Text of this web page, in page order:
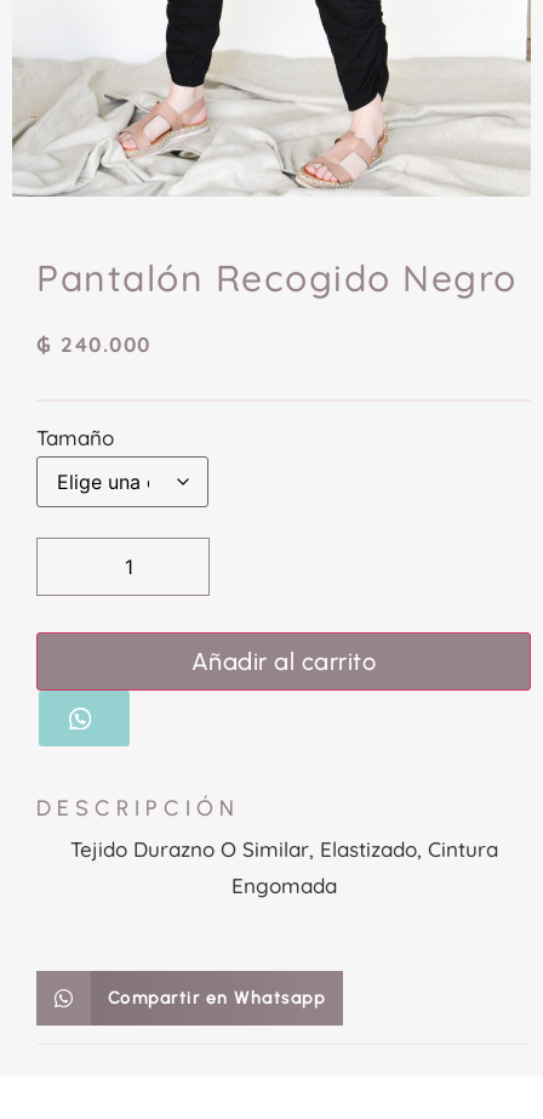
Pantalón Recogido Negro
₲ 240.000
Tamaño
Añadir al carrito
DESCRIPCIÓN
Tejido Durazno O Similar, Elastizado, Cintura
Engomada
Compartir en Whatsapp